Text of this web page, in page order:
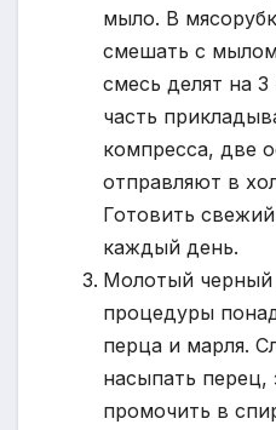
мыло. В
смешать с
смесь делят на
часть
компресса, две
отправляют в
Готовить
каждый день.
Молотый черный
процедуры
перца и марля.
насыпать перец,
промочить в